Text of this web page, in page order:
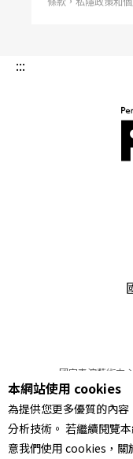
:::
國家表演藝術中
© 2022
統一編
本站所提供相關演
服務
本網站使用 cookies
為提供您更多優質的內
分析技術。 若繼續閱覽
意我們使用 cookies，